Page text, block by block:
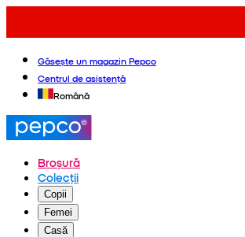
Găsește un magazin Pepco
Centrul de asistență
Română
Broșură
Colecții
Copii
Femei
Casă